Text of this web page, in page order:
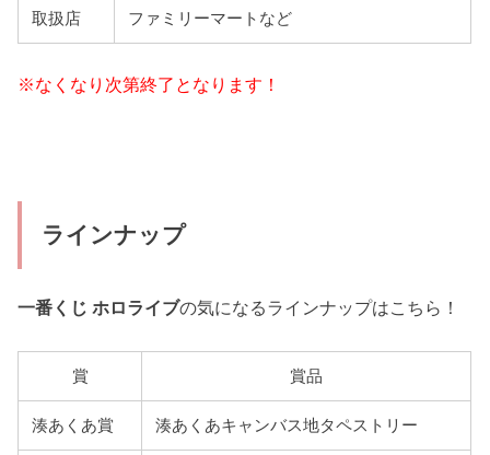
取扱店 ファミリーマートなど
※なくなり次第終了となります！
ラインナップ
一番くじ ホロライブの気になるラインナップはこちら！
賞 賞品
湊あくあ賞 湊あくあキャンバス地タペストリー